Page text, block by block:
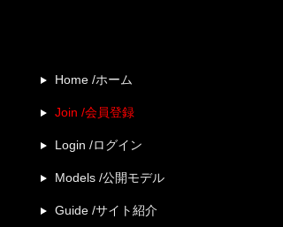
Home /ホーム
Join /会員登録
Login /ログイン
Models /公開モデル
Guide /サイト紹介